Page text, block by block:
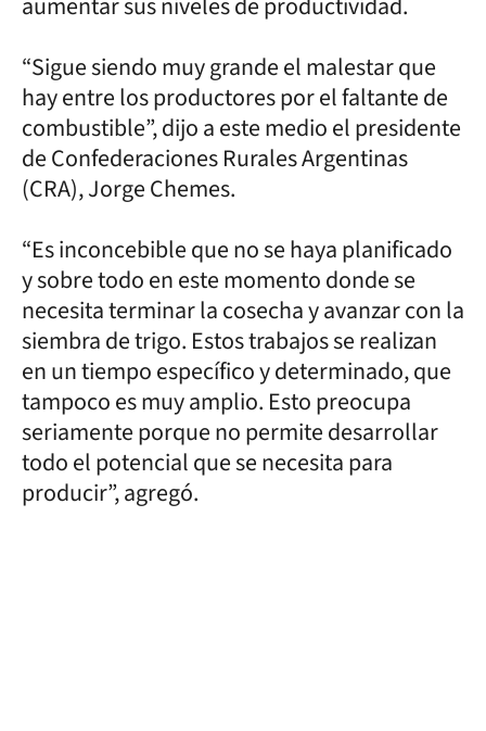
“Sigue siendo muy grande el malestar que
hay entre los productores por el faltante de
combustible”, dijo a este medio el presidente
de Confederaciones Rurales Argentinas
(CRA), Jorge Chemes.
“Es inconcebible que no se haya planificado
y sobre todo en este momento donde se
necesita terminar la cosecha y avanzar con la
siembra de trigo. Estos trabajos se realizan
en un tiempo específico y determinado, que
tampoco es muy amplio. Esto preocupa
seriamente porque no permite desarrollar
todo el potencial que se necesita para
producir”, agregó.